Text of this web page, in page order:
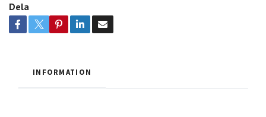
Dela
INFORMATION